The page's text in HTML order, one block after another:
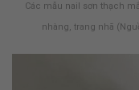
Các mẫu nail sơn thạch
nhàng, trang nhã